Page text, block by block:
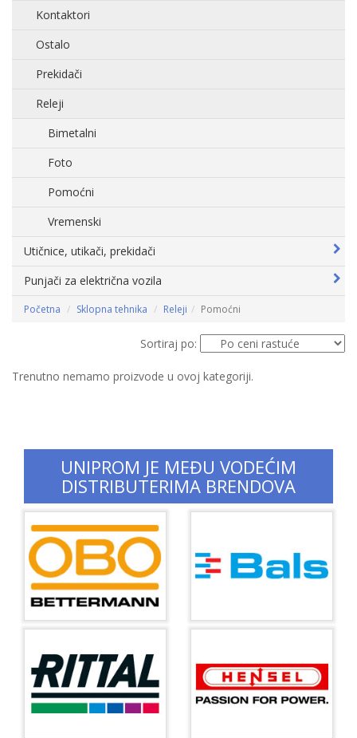
Kontaktori
Ostalo
Prekidači
Releji
Bimetalni
Foto
Pomoćni
Vremenski
Utičnice, utikači, prekidači
Punjači za električna vozila
Početna Sklopna tehnika Releji Pomoćni
Sortiraj po:
Trenutno nemamo proizvode u ovoj kategoriji.
UNIPROM JE MEĐU VODEĆIM
DISTRIBUTERIMA BRENDOVA